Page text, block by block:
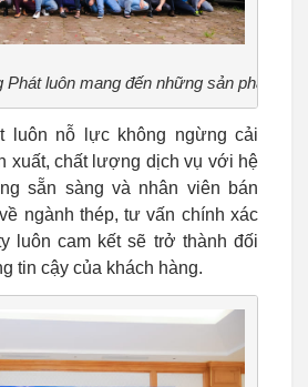
Phát luôn mang đến những sản phẩm tốt
luôn nỗ lực không ngừng cải
xuất, chất lượng dịch vụ với hệ
sẵn sàng và nhân viên bán
ngành thép, tư vấn chính xác
luôn cam kết sẽ trở thành đối
tin cậy của khách hàng.